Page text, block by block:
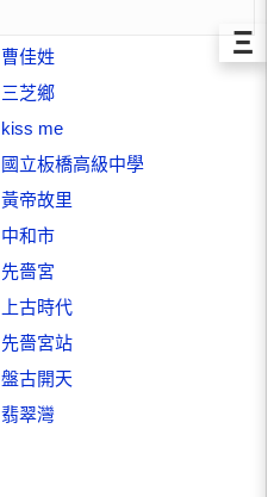
曹佳姓
三芝鄉
kiss me
國立板橋高級中學
黃帝故里
中和市
先嗇宮
上古時代
先嗇宮站
盤古開天
翡翠灣
Ξ